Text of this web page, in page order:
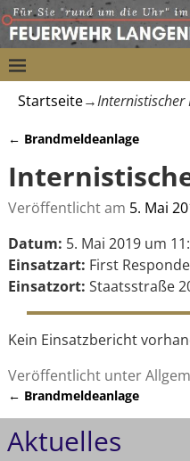
Startseite→Internistischer
← Brandmeldeanlage
Veröffentlicht am 5. Mai
Datum: 5. Mai 2019 um
Einsatzart: First
Einsatzort: Staatsstraße
Kein Einsatzbericht
Veröffentlicht unter
Artikelnavigation
← Brandmeldeanlage
Aktuelles